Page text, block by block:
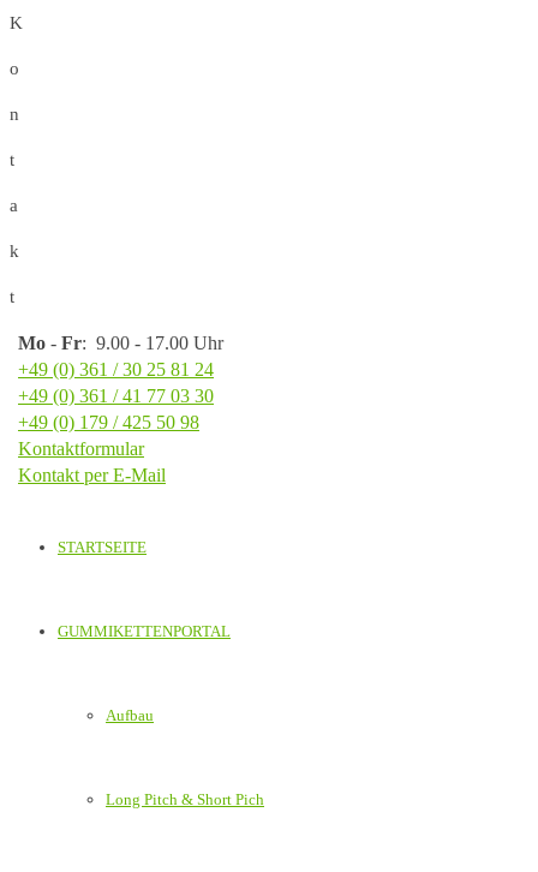
K
o
n
t
a
k
t
Mo - Fr: 9.00 - 17.00 Uhr
+49 (0) 361 / 30 25 81 24
+49 (0) 361 / 41 77 03 30
+49 (0) 179 / 425 50 98
Kontaktformular
Kontakt per E-Mail
STARTSEITE
GUMMIKETTENPORTAL
Aufbau
Long Pitch & Short Pich